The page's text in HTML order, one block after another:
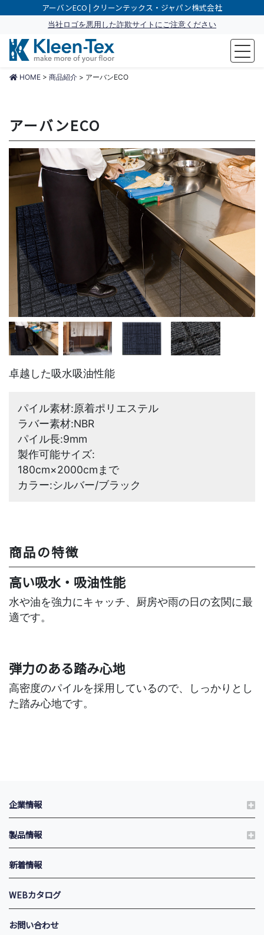
アーバンECO | クリーンテックス・ジャパン株式会社
当社ロゴを悪用した詐欺サイトにご注意ください
make more of your floor
HOME > 商品紹介 > アーバンECO
アーバンECO
卓越した吸水吸油性能
パイル素材:原着ポリエステル
ラバー素材:NBR
パイル長:9mm
製作可能サイズ:
180cm×2000cmまで
カラー:シルバー/ブラック
商品の特徴
高い吸水・吸油性能
水や油を強力にキャッチ、厨房や雨の日の玄関に最
適です。
弾力のある踏み心地
高密度のパイルを採用しているので、しっかりとし
た踏み心地です。
企業情報
製品情報
新着情報
WEBカタログ
お問い合わせ